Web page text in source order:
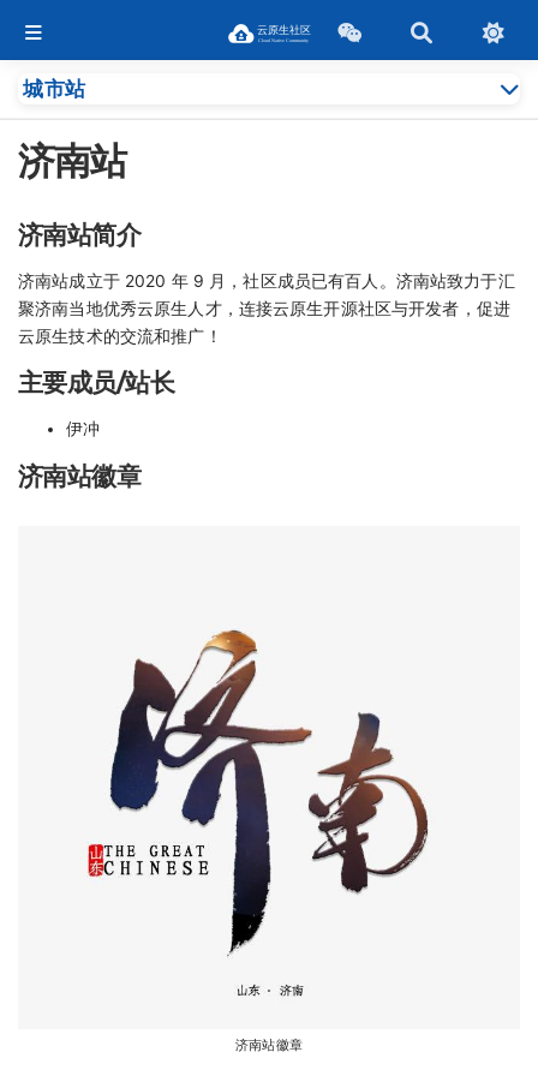
城市站
济南站
济南站简介
济南站成立于 2020 年 9 月，社区成员已有百人。济南站致力于汇
聚济南当地优秀云原生人才，连接云原生开源社区与开发者，促进
云原生技术的交流和推广！
主要成员/站长
伊冲
济南站徽章
济南站徽章